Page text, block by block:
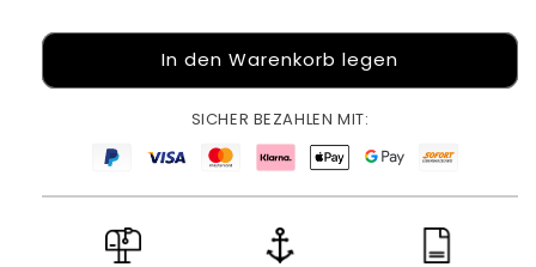
Bügelbild:
Amor
inkl.
Bügelbild:
More
Amor
Por
inkl.
In den Warenkorb legen
SICHER BEZAHLEN MIT: